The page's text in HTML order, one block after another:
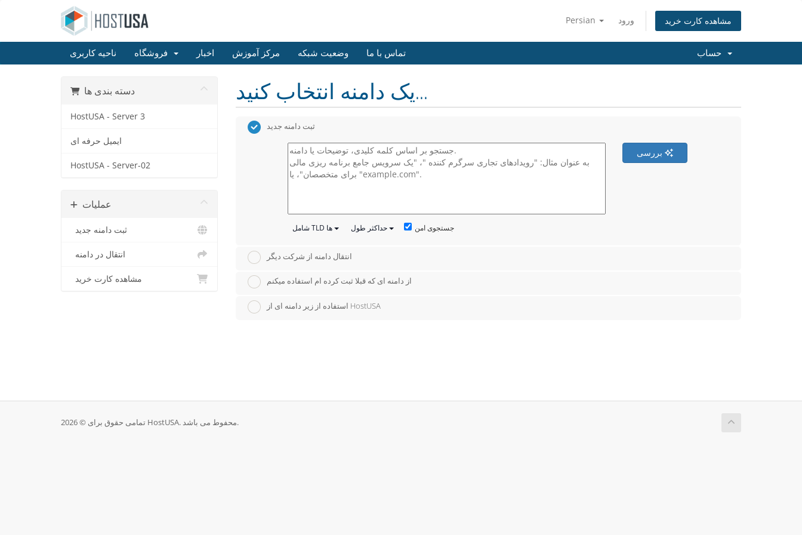
Persian ورود مشاهده کارت خرید
ناحیه کاربری اخبار مرکز آموزش وضعیت شبکه تماس با ما
دسته بندی ها
HostUSA - Server 3
ایمیل حرفه ای
HostUSA - Server-02
عملیات
ثبت دامنه جدید
انتقال در دامنه
مشاهده کارت خرید
یک دامنه انتخاب کنید...
ثبت دامنه جدید
شامل TLD ها حداکثر طول جستجوی امن
انتقال دامنه از شرکت دیگر
از دامنه ای که قبلا ثبت کرده ام استفاده میکنم
استفاده از زیر دامنه ای از HostUSA
تمامی حقوق برای © 2026 HostUSA. محفوط می باشد.